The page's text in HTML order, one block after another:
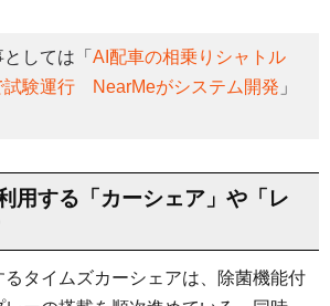
しては「 AI配車の相乗りシャトル
試験運行 NearMeがシステム開発 」
用する「カーシェア」や「レ
るタイムズカーシェアは、除菌機能付